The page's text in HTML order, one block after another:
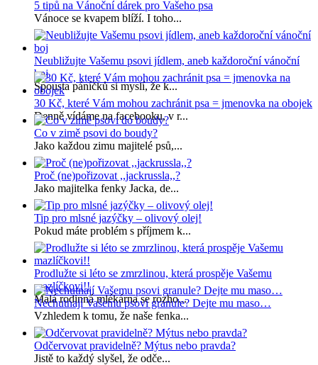
5 tipů na Vánoční dárek pro Vašeho psa
Vánoce se kvapem blíží. I toho...
Neubližujte Vašemu psovi jídlem, aneb každoroční vánoční
boj
Spousta páníčků si myslí, že k...
30 Kč, které Vám mohou zachránit psa = jmenovka na obojek
Denně vídáme na facebooku, v r...
Co v zimě psovi do boudy?
Jako každou zimu majitelé psů,...
Proč (ne)pořizovat ,,jackrussla,,?
Jako majitelka fenky Jacka, de...
Tip pro mlsné jazýčky – olivový olej!
Pokud máte problém s příjmem k...
Prodlužte si léto se zmrzlinou, která prospěje Vašemu
mazlíčkovi!!
Malá rodinná mlékárna se rozho...
Nechutnají Vašemu psovi granule? Dejte mu maso…
Vzhledem k tomu, že naše fenka...
Odčervovat pravidelně? Mýtus nebo pravda?
Jistě to každý slyšel, že odče...